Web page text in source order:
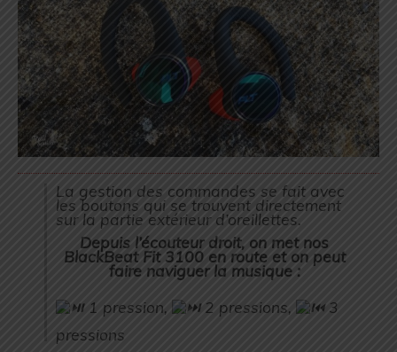
La gestion des commandes se fait avec
les boutons qui se trouvent directement
sur la partie extérieur d’oreillettes.
Depuis l’écouteur droit, on met nos
BlackBeat Fit 3100 en route et on peut
faire naviguer la musique :
1 pression,
2 pressions,
3
pressions